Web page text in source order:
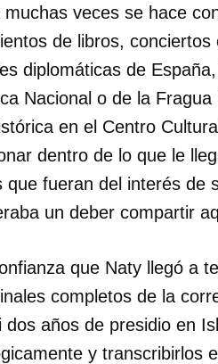
muchas veces se hace
de libros,
diplomáticas de
Nacional o de la
en el Centro
dentro de lo que le
que fueran del interés de
un deber compartir
que Naty llegó a
completos de la
dos años de presidio en
y transcribirlos